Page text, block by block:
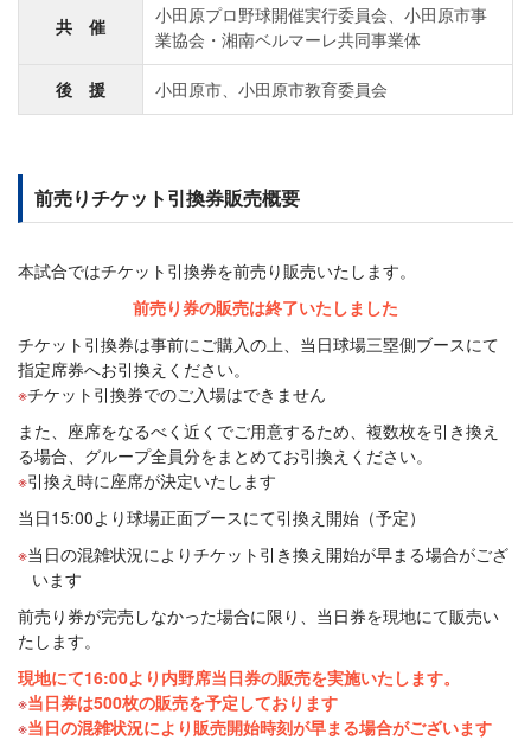
共 催
小田原プロ野球開催実行委員会、小田原市事
業協会・湘南ベルマーレ共同事業体
後 援 小田原市、小田原市教育委員会
前売りチケット引換券販売概要
本試合ではチケット引換券を前売り販売いたします。
前売り券の販売は終了いたしました
チケット引換券は事前にご購入の上、当日球場三塁側ブースにて
指定席券へお引換えください。
チケット引換券でのご入場はできません
また、座席をなるべく近くでご用意するため、複数枚を引き換え
る場合、グループ全員分をまとめてお引換えください。
引換え時に座席が決定いたします
当日15:00より球場正面ブースにて引換え開始（予定）
当日の混雑状況によりチケット引き換え開始が早まる場合がござ
います
前売り券が完売しなかった場合に限り、当日券を現地にて販売い
たします。
現地にて16:00より内野席当日券の販売を実施いたします。
当日券は500枚の販売を予定しております
当日の混雑状況により販売開始時刻が早まる場合がございます